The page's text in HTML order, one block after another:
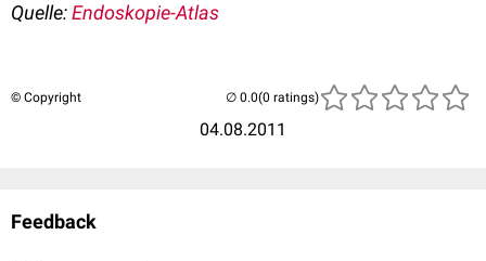
Quelle:Endoskopie-Atlas
© Copyright
04.08.2011
(0 ratings)
Feedback